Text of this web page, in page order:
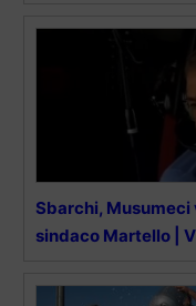
Sbarchi, Musumeci
sindaco Martello |